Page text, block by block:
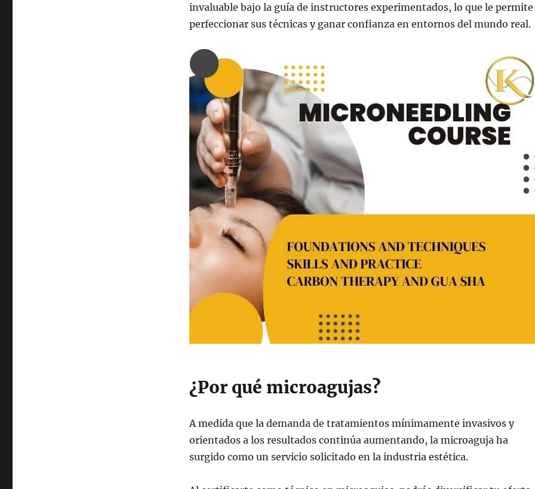
invaluable bajo la guía de instructores experimentados, lo que le permite
perfeccionar sus técnicas y ganar confianza en entornos del mundo real.
¿Por qué microagujas?
A medida que la demanda de tratamientos mínimamente invasivos y
orientados a los resultados continúa aumentando, la microaguja ha
surgido como un servicio solicitado en la industria estética.